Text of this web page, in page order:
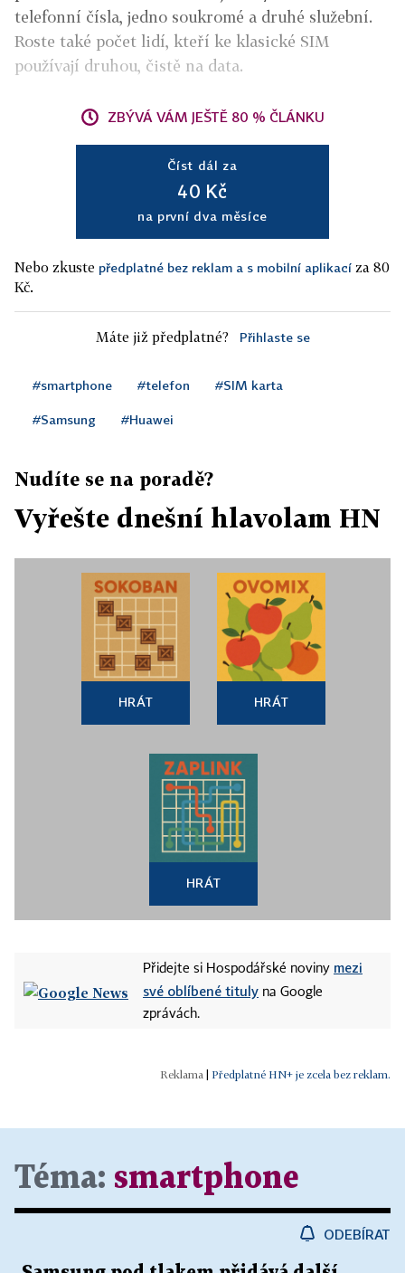
telefonní čísla, jedno soukromé a druhé služební.
Roste také počet lidí, kteří ke klasické SIM
používají druhou, čistě na data.
ZBÝVÁ VÁM JEŠTĚ 80 % ČLÁNKU
Číst dál za
40 Kč
na první dva měsíce
Nebo zkuste předplatné bez reklam a s mobilní aplikací za 80
Kč.
Máte již předplatné? Přihlaste se
#smartphone #telefon #SIM karta
#Samsung #Huawei
Nudíte se na poradě?
Vyřešte dnešní hlavolam HN
HRÁT HRÁT
HRÁT
Přidejte si Hospodářské noviny mezi
své oblíbené tituly na Google
zprávách.
Předplatné HN+ je zcela bez reklam.
Téma: smartphone
ODEBÍRAT